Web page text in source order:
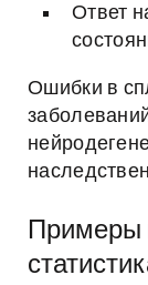
Ответ
Ошибки в
Примеры